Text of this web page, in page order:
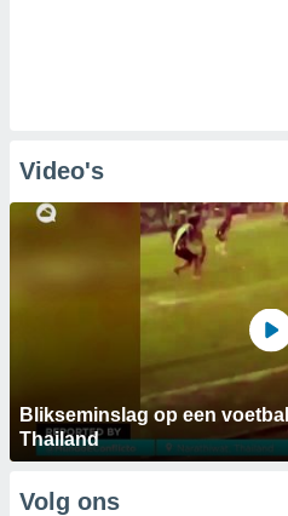
Video's
Blikseminslag op een
Thailand
Volg ons